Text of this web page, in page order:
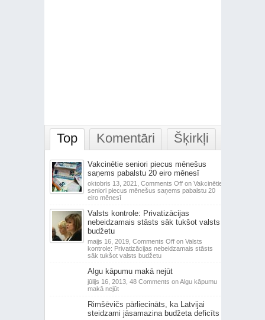
Top Komentāri Šķirkļi
Vakcinētie seniori piecus mēnešus
saņems pabalstu 20 eiro mēnesī
oktobris 13, 2021, Comments Offon Vakcinētie
seniori piecus mēnešus saņems pabalstu 20
eiro mēnesī
Valsts kontrole: Privatizācijas
nebeidzamais stāsts sāk tukšot valsts
budžetu
maijs 16, 2019, Comments Offon Valsts
kontrole: Privatizācijas nebeidzamais stāsts
sāk tukšot valsts budžetu
Algu kāpumu makā nejūt
jūlijs 16, 2013, 48 Comments on Algu kāpumu
makā nejūt
Rimšēvičs pārliecināts, ka Latvijai
steidzami jāsamazina budžeta deficīts